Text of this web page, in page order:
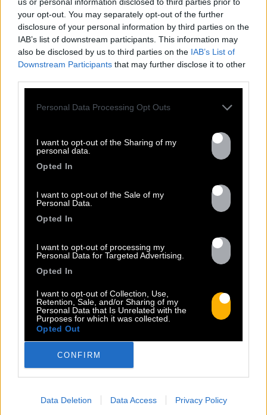
your opt-out. You may separately opt-out of the further
disclosure of your personal information by third parties on the
IAB’s list of downstream participants. This information may
also be disclosed by us to third parties on the IAB’s List of
Downstream Participants that may further disclose it to other
Personal Data Processing Opt Outs
I want to opt-out of the Sharing of my
personal data.
Opted In
I want to opt-out of the Sale of my
Personal Data.
Opted In
I want to opt-out of processing my
Personal Data for Targeted Advertising.
Opted In
I want to opt-out of Collection, Use,
Retention, Sale, and/or Sharing of my
Personal Data that Is Unrelated with the
Purposes for which it was collected.
Opted Out
CONFIRM
Data Deletion Data Access Privacy Policy
TOUTES LES